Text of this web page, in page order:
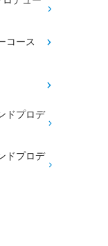
コース
ドプロデ
ドプロデ